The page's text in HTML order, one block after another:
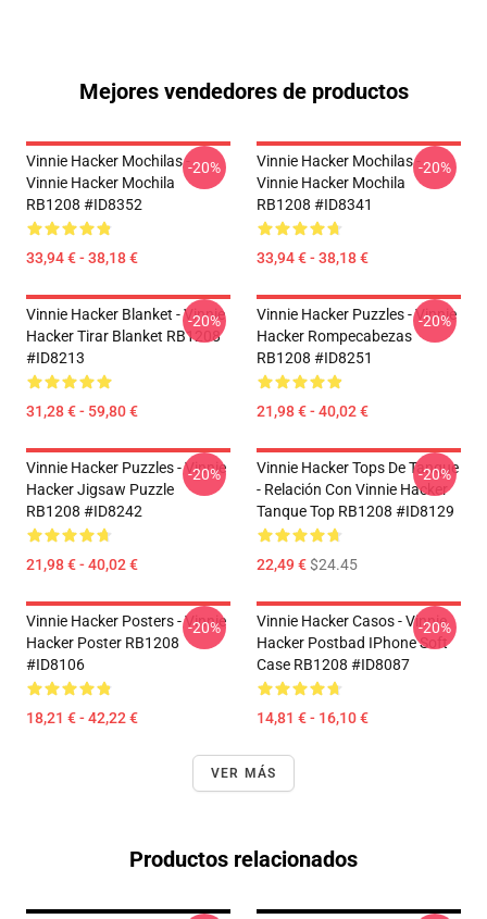
Mejores vendedores de productos
Vinnie Hacker Mochilas -
Vinnie Hacker Mochila
RB1208 #ID8352
33,94 € - 38,18 €
-20%
Vinnie Hacker Mochilas -
Vinnie Hacker Mochila
RB1208 #ID8341
33,94 € - 38,18 €
-20%
Vinnie Hacker Blanket - Vinnie
Hacker Tirar Blanket RB1208
#ID8213
31,28 € - 59,80 €
-20%
Vinnie Hacker Puzzles - Vinnie
Hacker Rompecabezas
RB1208 #ID8251
21,98 € - 40,02 €
-20%
Vinnie Hacker Puzzles - Vinnie
Hacker Jigsaw Puzzle
RB1208 #ID8242
21,98 € - 40,02 €
-20%
Vinnie Hacker Tops De Tanque
- Relación Con Vinnie Hacker
Tanque Top RB1208 #ID8129
22,49 €$24.45
-20%
Vinnie Hacker Posters - Vinnie
Hacker Poster RB1208
#ID8106
18,21 € - 42,22 €
-20%
Vinnie Hacker Casos - Vinnie
Hacker Postbad IPhone Soft
Case RB1208 #ID8087
14,81 € - 16,10 €
-20%
VER MÁS
Productos relacionados